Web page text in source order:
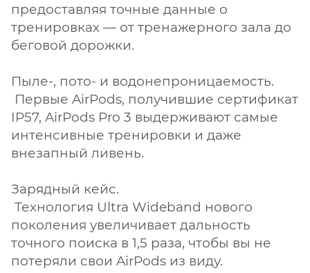
предоставляя точные данные о
тренировках — от тренажерного зала до
беговой дорожки.
Пыле-, пото- и водонепроницаемость.
Первые AirPods, получившие сертификат
IP57, AirPods Pro 3 выдерживают самые
интенсивные тренировки и даже
внезапный ливень.
Зарядный кейс.
Технология Ultra Wideband нового
поколения увеличивает дальность
точного поиска в 1,5 раза, чтобы вы не
потеряли свои AirPods из виду.